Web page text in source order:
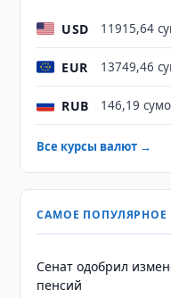
USD 11915,64
EUR 13749,46
RUB 146,19
Все курсы валют →
САМОЕ ПОПУЛЯРНОЕ
Сенат одобрил
пенсий